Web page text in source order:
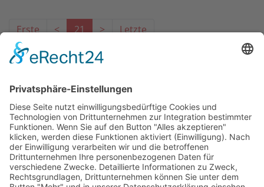
Erste < 21 > Letzte
Das Projekt zur Implementierung der Einheitlichen
Ansprechstellen für Arbeitgeber gemäß § 185a SGB IX in
Hessen wird gefördert aus Mitteln des LWV Hessen
Integrationsamtes. Das Projekt wird unter Einbindung
des Hessischen Ministeriums für Arbeit, Integration,
Jugend und Soziales von der Forschungsstelle des
Bildungswerks der Hessischen Wirtschaft e. V.
durchgeführt.